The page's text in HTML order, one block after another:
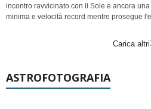
incontro ravvicinato con il Sole e ancora
minima e velocità record mentre prosegue
Carica altri
ASTROFOTOGRAFIA